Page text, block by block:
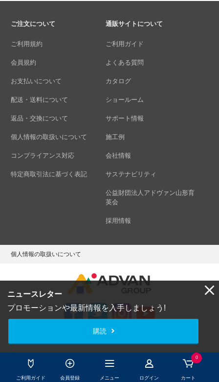
ご利用ガイド 会員登録 メニュー ログイン
0
カート
ニュースレター
プロモーションや最新情報を入手しましょう!
購読
ご注文について
ご利用規約
会員規約
お支払いについて
配送・送料について
返品・交換について
個人情報の取扱いについて
コンプライアンス対応
特定商取引法に基づく表記
通販サイトについて
ご利用ガイド
よくある質問
カタログ
ショールーム
サポート情報
施工例
会社情報
サステナビリティ
公益財団法人アドヴァン山形育
英会
採用情報
個人情報の取扱いについて